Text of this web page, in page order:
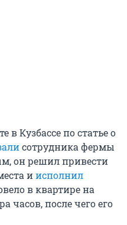
в Кузбассе по статье о
сотрудника фермы
он решил привести
иисполнил
в квартире на
часов, после чего его